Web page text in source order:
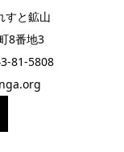
すと鉱山
8番地3
81-5808